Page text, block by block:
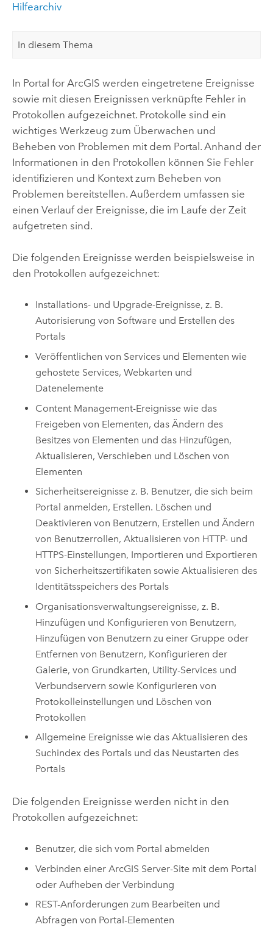
Hilfearchiv
In diesem Thema
In Portal for ArcGIS werden eingetretene Ereignisse
sowie mit diesen Ereignissen verknüpfte Fehler in
Protokollen aufgezeichnet. Protokolle sind ein
wichtiges Werkzeug zum Überwachen und
Beheben von Problemen mit dem Portal. Anhand der
Informationen in den Protokollen können Sie Fehler
identifizieren und Kontext zum Beheben von
Problemen bereitstellen. Außerdem umfassen sie
einen Verlauf der Ereignisse, die im Laufe der Zeit
aufgetreten sind.
Die folgenden Ereignisse werden beispielsweise in
den Protokollen aufgezeichnet:
Installations- und Upgrade-Ereignisse, z. B.
Autorisierung von Software und Erstellen des
Portals
Veröffentlichen von Services und Elementen wie
gehostete Services, Webkarten und
Datenelemente
Content Management-Ereignisse wie das
Freigeben von Elementen, das Ändern des
Besitzes von Elementen und das Hinzufügen,
Aktualisieren, Verschieben und Löschen von
Elementen
Sicherheitsereignisse z. B. Benutzer, die sich beim
Portal anmelden, Erstellen. Löschen und
Deaktivieren von Benutzern, Erstellen und Ändern
von Benutzerrollen, Aktualisieren von HTTP- und
HTTPS-Einstellungen, Importieren und Exportieren
von Sicherheitszertifikaten sowie Aktualisieren des
Identitätsspeichers des Portals
Organisationsverwaltungsereignisse, z. B.
Hinzufügen und Konfigurieren von Benutzern,
Hinzufügen von Benutzern zu einer Gruppe oder
Entfernen von Benutzern, Konfigurieren der
Galerie, von Grundkarten, Utility-Services und
Verbundservern sowie Konfigurieren von
Protokolleinstellungen und Löschen von
Protokollen
Allgemeine Ereignisse wie das Aktualisieren des
Suchindex des Portals und das Neustarten des
Portals
Die folgenden Ereignisse werden nicht in den
Protokollen aufgezeichnet:
Benutzer, die sich vom Portal abmelden
Verbinden einerArcGIS Server-Site mit dem Portal
oder Aufheben der Verbindung
REST-Anforderungen zum Bearbeiten und
Abfragen von Portal-Elementen